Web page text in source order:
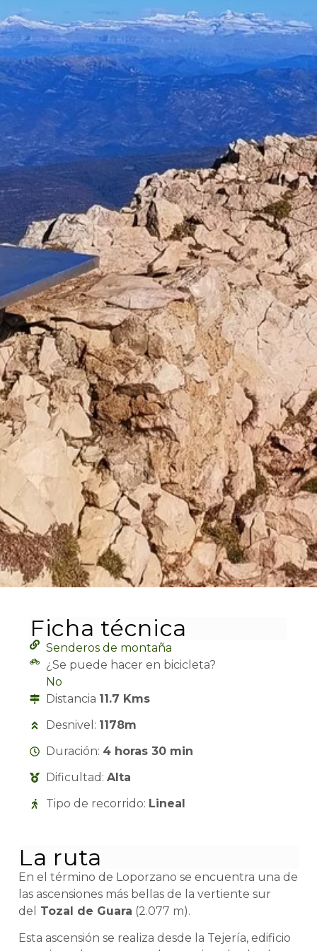
Ficha técnica
Senderos de montaña
¿Se puede hacer en bicicleta?
No
Distancia 11.7 Kms
Desnivel: 1178m
Duración: 4 horas 30 min
Dificultad: Alta
Tipo de recorrido: Lineal
La ruta
En el término de Loporzano se encuentra una de
las ascensiones más bellas de la vertiente sur
del
Tozal de Guara (2.077 m).
Esta ascensión se realiza desde la Tejería, edificio